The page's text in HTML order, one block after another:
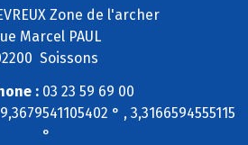
Zone de l'archer
Marcel PAUL
Soissons
:03 23 59 69 00
° , 3,3166594555115
°